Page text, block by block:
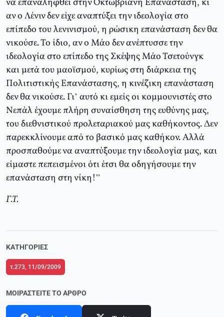
αν ο Λένιν δεν είχε αναπτύξει την ιδεολογία στο
επίπεδο του λενινισμού, η ρώσικη επανάσταση δεν θα
νικούσε. Το ίδιο, αν ο Μάο δεν ανέπτυσσε την
ιδεολογία στο επίπεδο της Σκέψης Μάο Τσετούνγκ
και μετά του μαοϊσμού, κυρίως στη διάρκεια της
Πολιτιστικής Επανάστασης, η κινέζικη επανάσταση
δεν θα νικούσε. Γι’ αυτό κι εμείς οι κομμουνιστές στο
Νεπάλ έχουμε πλήρη συναίσθηση της ευθύνης μας,
του διεθνιστικού προλεταριακού μας καθήκοντος. Δεν
παρεκκλίνουμε από το βασικό μας καθήκον. Αλλά
προσπαθούμε να αναπτύξουμε την ιδεολογία μας, και
είμαστε πεπεισμένοι ότι έτσι θα οδηγήσουμε την
επανάσταση στη νίκη!”
Γ.Τ.
ΚΑΤΗΓΟΡΊΕΣ
τ.273, 11/09/2009
ΜΟΙΡΑΣΤΕΊΤΕ ΤΟ ΆΡΘΡΟ